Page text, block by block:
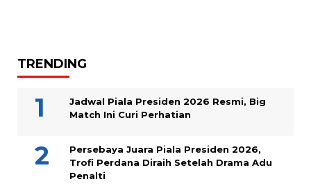
TRENDING
Jadwal Piala Presiden 2026 Resmi, Big
Match Ini Curi Perhatian
Persebaya Juara Piala Presiden 2026,
Trofi Perdana Diraih Setelah Drama Adu
Penalti